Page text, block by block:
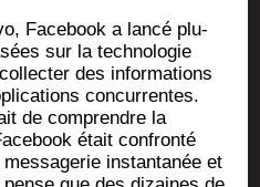
Face­book a lan­cé plu­
sur la tech­no­lo­gie
des infor­ma­tions
concur­rentes.
de com­prendre la
était confron­té
ins­tan­ta­née et